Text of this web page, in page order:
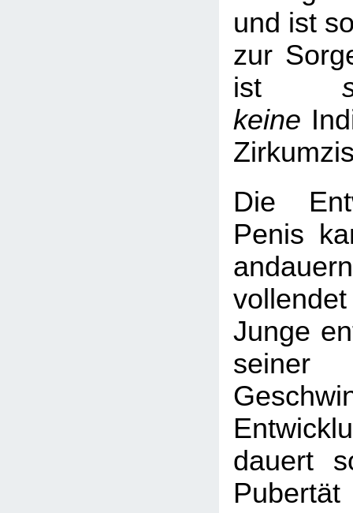
und ist
zur
ist
keine
Die
Penis
Junge
seiner
dauert